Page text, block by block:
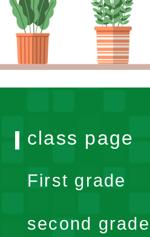
class page
First grade
second grade